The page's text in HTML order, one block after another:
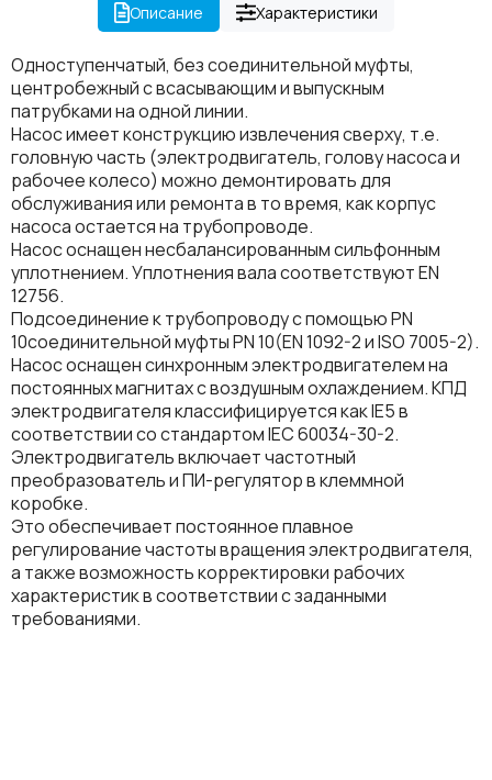
Описание Характеристики
Одноступенчатый, без соединительной муфты,
центробежный с всасывающим и выпускным
патрубками на одной линии.
Насос имеет конструкцию извлечения сверху, т.е.
головную часть (электродвигатель, голову насоса и
рабочее колесо) можно демонтировать для
обслуживания или ремонта в то время, как корпус
насоса остается на трубопроводе.
Насос оснащен несбалансированным сильфонным
уплотнением. Уплотнения вала соответствуют EN
12756.
Подсоединение к трубопроводу с помощью PN
10соединительной муфты PN 10(EN 1092-2 и ISO 7005-2).
Насос оснащен синхронным электродвигателем на
постоянных магнитах с воздушным охлаждением. КПД
электродвигателя классифицируется как IE5 в
соответствии со стандартом IEC 60034-30-2.
Электродвигатель включает частотный
преобразователь и ПИ-регулятор в клеммной
коробке.
Это обеспечивает постоянное плавное
регулирование частоты вращения электродвигателя,
а также возможность корректировки рабочих
характеристик в соответствии с заданными
требованиями.